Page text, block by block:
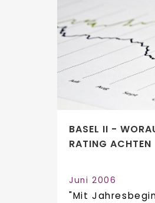
BASEL II -
RATING ACHTEN
Juni 2006
"Mit